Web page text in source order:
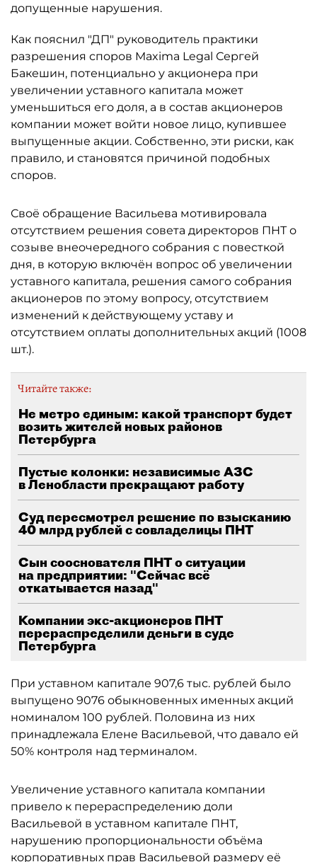
допущенные нарушения.
Как пояснил "ДП" руководитель практики
разрешения споров Maxima Legal Сергей
Бакешин, потенциально у акционера при
увеличении уставного капитала может
уменьшиться его доля, а в состав акционеров
компании может войти новое лицо, купившее
выпущенные акции. Собственно, эти риски, как
правило, и становятся причиной подобных
споров.
Своё обращение Васильева мотивировала
отсутствием решения совета директоров ПНТ о
созыве внеочередного собрания с повесткой
дня, в которую включён вопрос об увеличении
уставного капитала, решения самого собрания
акционеров по этому вопросу, отсутствием
изменений к действующему уставу и
отсутствием оплаты дополнительных акций (1008
шт.).
Читайте также:
Не метро единым: какой транспорт будет
возить жителей новых районов
Петербурга
Пустые колонки: независимые АЗС
в Ленобласти прекращают работу
Суд пересмотрел решение по взысканию
40 млрд рублей с совладелицы ПНТ
Сын сооснователя ПНТ о ситуации
на предприятии: "Сейчас всё
откатывается назад"
Компании экс-акционеров ПНТ
перераспределили деньги в суде
Петербурга
При уставном капитале 907,6 тыс. рублей было
выпущено 9076 обыкновенных именных акций
номиналом 100 рублей. Половина из них
принадлежала Елене Васильевой, что давало ей
50% контроля над терминалом.
Увеличение уставного капитала компании
привело к перераспределению доли
Васильевой в уставном капитале ПНТ,
нарушению пропорциональности объёма
корпоративных прав Васильевой размеру её